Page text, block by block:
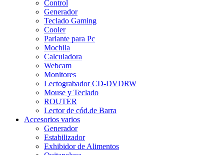
Control
Generador
Teclado Gaming
Cooler
Parlante para Pc
Mochila
Calculadora
Webcam
Monitores
Lectograbador CD-DVDRW
Mouse y Teclado
ROUTER
Lector de cód.de Barra
Accesorios varios
Generador
Estabilizador
Exhibidor de Alimentos